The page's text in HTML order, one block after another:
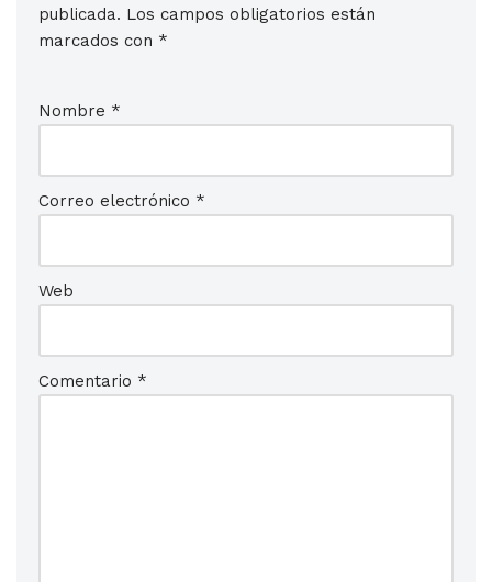
publicada. Los campos obligatorios están
marcados con *
Nombre *
Correo electrónico *
Web
Comentario *